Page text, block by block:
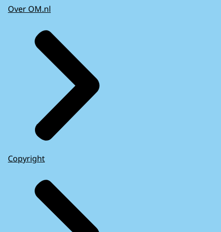
Over OM.nl
Copyright